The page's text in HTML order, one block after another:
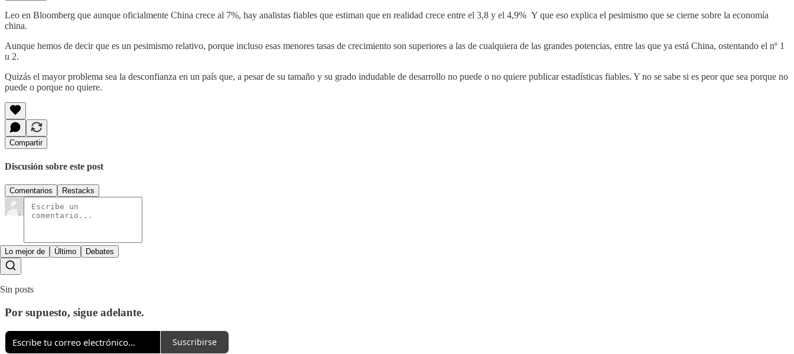
Leo en Bloomberg que aunque oficialmente China crece al 7%, hay analistas fiables que estiman que en realidad crece entre el 3,8 y el 4,9% Y que eso explica el pesimismo que se cierne sobre la economía
china.
Aunque hemos de decir que es un pesimismo relativo, porque incluso esas menores tasas de crecimiento son superiores a las de cualquiera de las grandes potencias, entre las que ya está China, ostentando el nº 1
u 2.
Quizás el mayor problema sea la desconfianza en un país que, a pesar de su tamaño y su grado indudable de desarrollo no puede o no quiere publicar estadísticas fiables. Y no se sabe si es peor que sea porque no
puede o porque no quiere.
Compartir
Discusión sobre este post
Comentarios Restacks
Lo mejor de Último Debates
Sin posts
Por supuesto, sigue adelante.
Suscribirse